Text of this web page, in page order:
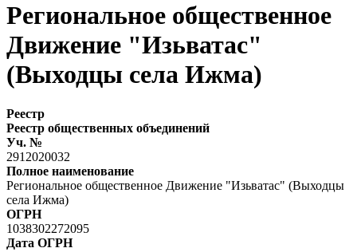
Региональное общественное
Движение "Изьватас"
(Выходцы села Ижма)
Реестр
Реестр общественных объединений
Уч. №
2912020032
Полное наименование
Региональное общественное Движение "Изьватас" (Выходцы
села Ижма)
ОГРН
1038302272095
Дата ОГРН